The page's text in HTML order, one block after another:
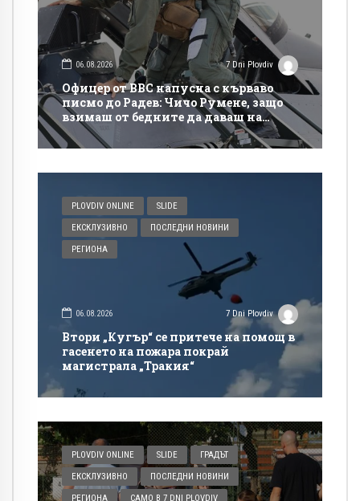
06.08.2026 7 Dni Plovdiv
Офицер от ВВС напусна с кърваво
писмо до Радев: Чичо Румене, защо
взимаш от бедните да даваш на
богатите?
PLOVDIV ONLINE SLIDE
ЕКСКЛУЗИВНО ПОСЛЕДНИ НОВИНИ
РЕГИОНА
06.08.2026 7 Dni Plovdiv
Втори „Кугър“ се притече на помощ в
гасенето на пожара покрай
магистрала „Тракия“
PLOVDIV ONLINE SLIDE ГРАДЪТ
ЕКСКЛУЗИВНО ПОСЛЕДНИ НОВИНИ
РЕГИОНА САМО В 7 DNI PLOVDIV